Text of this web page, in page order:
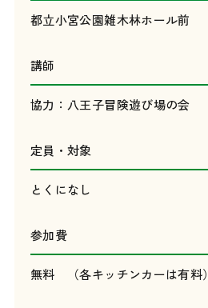
都立小宮公園雑木林ホール前
講師
協力：八王子冒険遊び場の会
定員・対象
とくになし
参加費
無料 （各キッチンカーは有料）